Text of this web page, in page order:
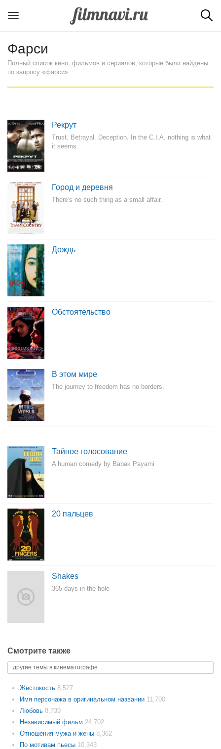
Фарси
Полный список кино, фильмов и сериалов, которые были найдены
по запросу «фарси»
Рекрут
Trust. Betrayal. Deception. In the C.I.A. nothing is what
it seems.
Город и деревня
There's no such thing as a small affair.
Дождь
Обстоятельство
В этом мире
The journey to freedom has no borders.
Тайное голосование
A human comedy by Babak Payami
20 пальцев
Shakes
365 days in the hole
Смотрите также
другие темы в кинематографе
Жестокость 8,527
Имя персонажа в оригинальном названии 11,700
Любовь 8,739
Независимый фильм 24,702
Отношения мужа и жены 8,362
По мотивам пьесы 10,343